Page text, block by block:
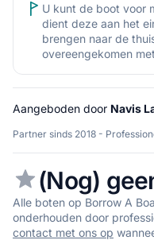
U kunt de boot voor
dient deze aan het
brengen naar de
overeengekomen
Aangeboden door Navis
Partner sinds 2018 -
(Nog)
Alle boten op Borrow A
onderhouden door
contact met ons op